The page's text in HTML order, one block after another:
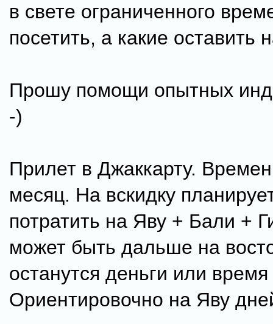
в свете ограниченного
посетить, а какие оставить
Прошу помощи опытных
-)
Прилет в Джаккарту.
месяц. На вскидку
потратить на Яву + Бали +
может быть дальше на
останутся деньги или
Ориентировочно на Яву